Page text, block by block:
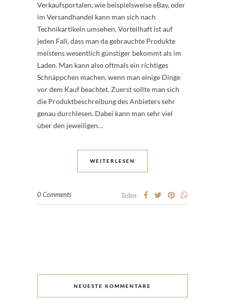
Verkaufsportalen, wie beispielsweise eBay, oder
im Versandhandel kann man sich nach
Technikartikeln umsehen. Vorteilhaft ist auf
jeden Fall, dass man da gebrauchte Produkte
meistens wesentlich günstiger bekommt als im
Laden. Man kann also oftmals ein richtiges
Schnäppchen machen, wenn man einige Dinge
vor dem Kauf beachtet. Zuerst sollte man sich
die Produktbeschreibung des Anbieters sehr
genau durchlesen. Dabei kann man sehr viel
über den jeweiligen…
WEITERLESEN
0 Comments Teilen
NEUESTE KOMMENTARE